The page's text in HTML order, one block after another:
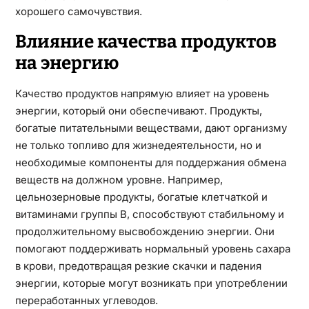
хорошего самочувствия.
Влияние качества продуктов
на энергию
Качество продуктов напрямую влияет на уровень
энергии, который они обеспечивают. Продукты,
богатые питательными веществами, дают организму
не только топливо для жизнедеятельности, но и
необходимые компоненты для поддержания обмена
веществ на должном уровне. Например,
цельнозерновые продукты, богатые клетчаткой и
витаминами группы B, способствуют стабильному и
продолжительному высвобождению энергии. Они
помогают поддерживать нормальный уровень сахара
в крови, предотвращая резкие скачки и падения
энергии, которые могут возникать при употреблении
переработанных углеводов.